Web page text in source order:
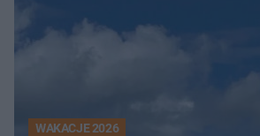
WAKACJE 2026